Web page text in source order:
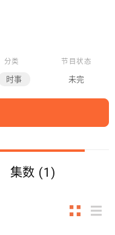
分类
时事
节目状态
未完
集数 (1)